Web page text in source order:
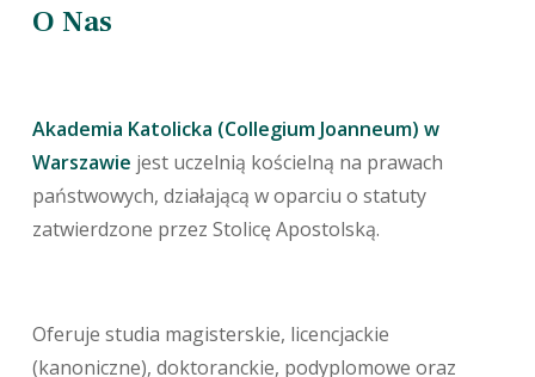
O Nas
Akademia Katolicka (Collegium Joanneum) w
Warszawie jest uczelnią kościelną na prawach
państwowych, działającą w oparciu o statuty
zatwierdzone przez Stolicę Apostolską.
Oferuje studia magisterskie, licencjackie
(kanoniczne), doktoranckie, podyplomowe oraz